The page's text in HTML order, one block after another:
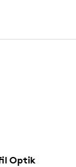
Optik